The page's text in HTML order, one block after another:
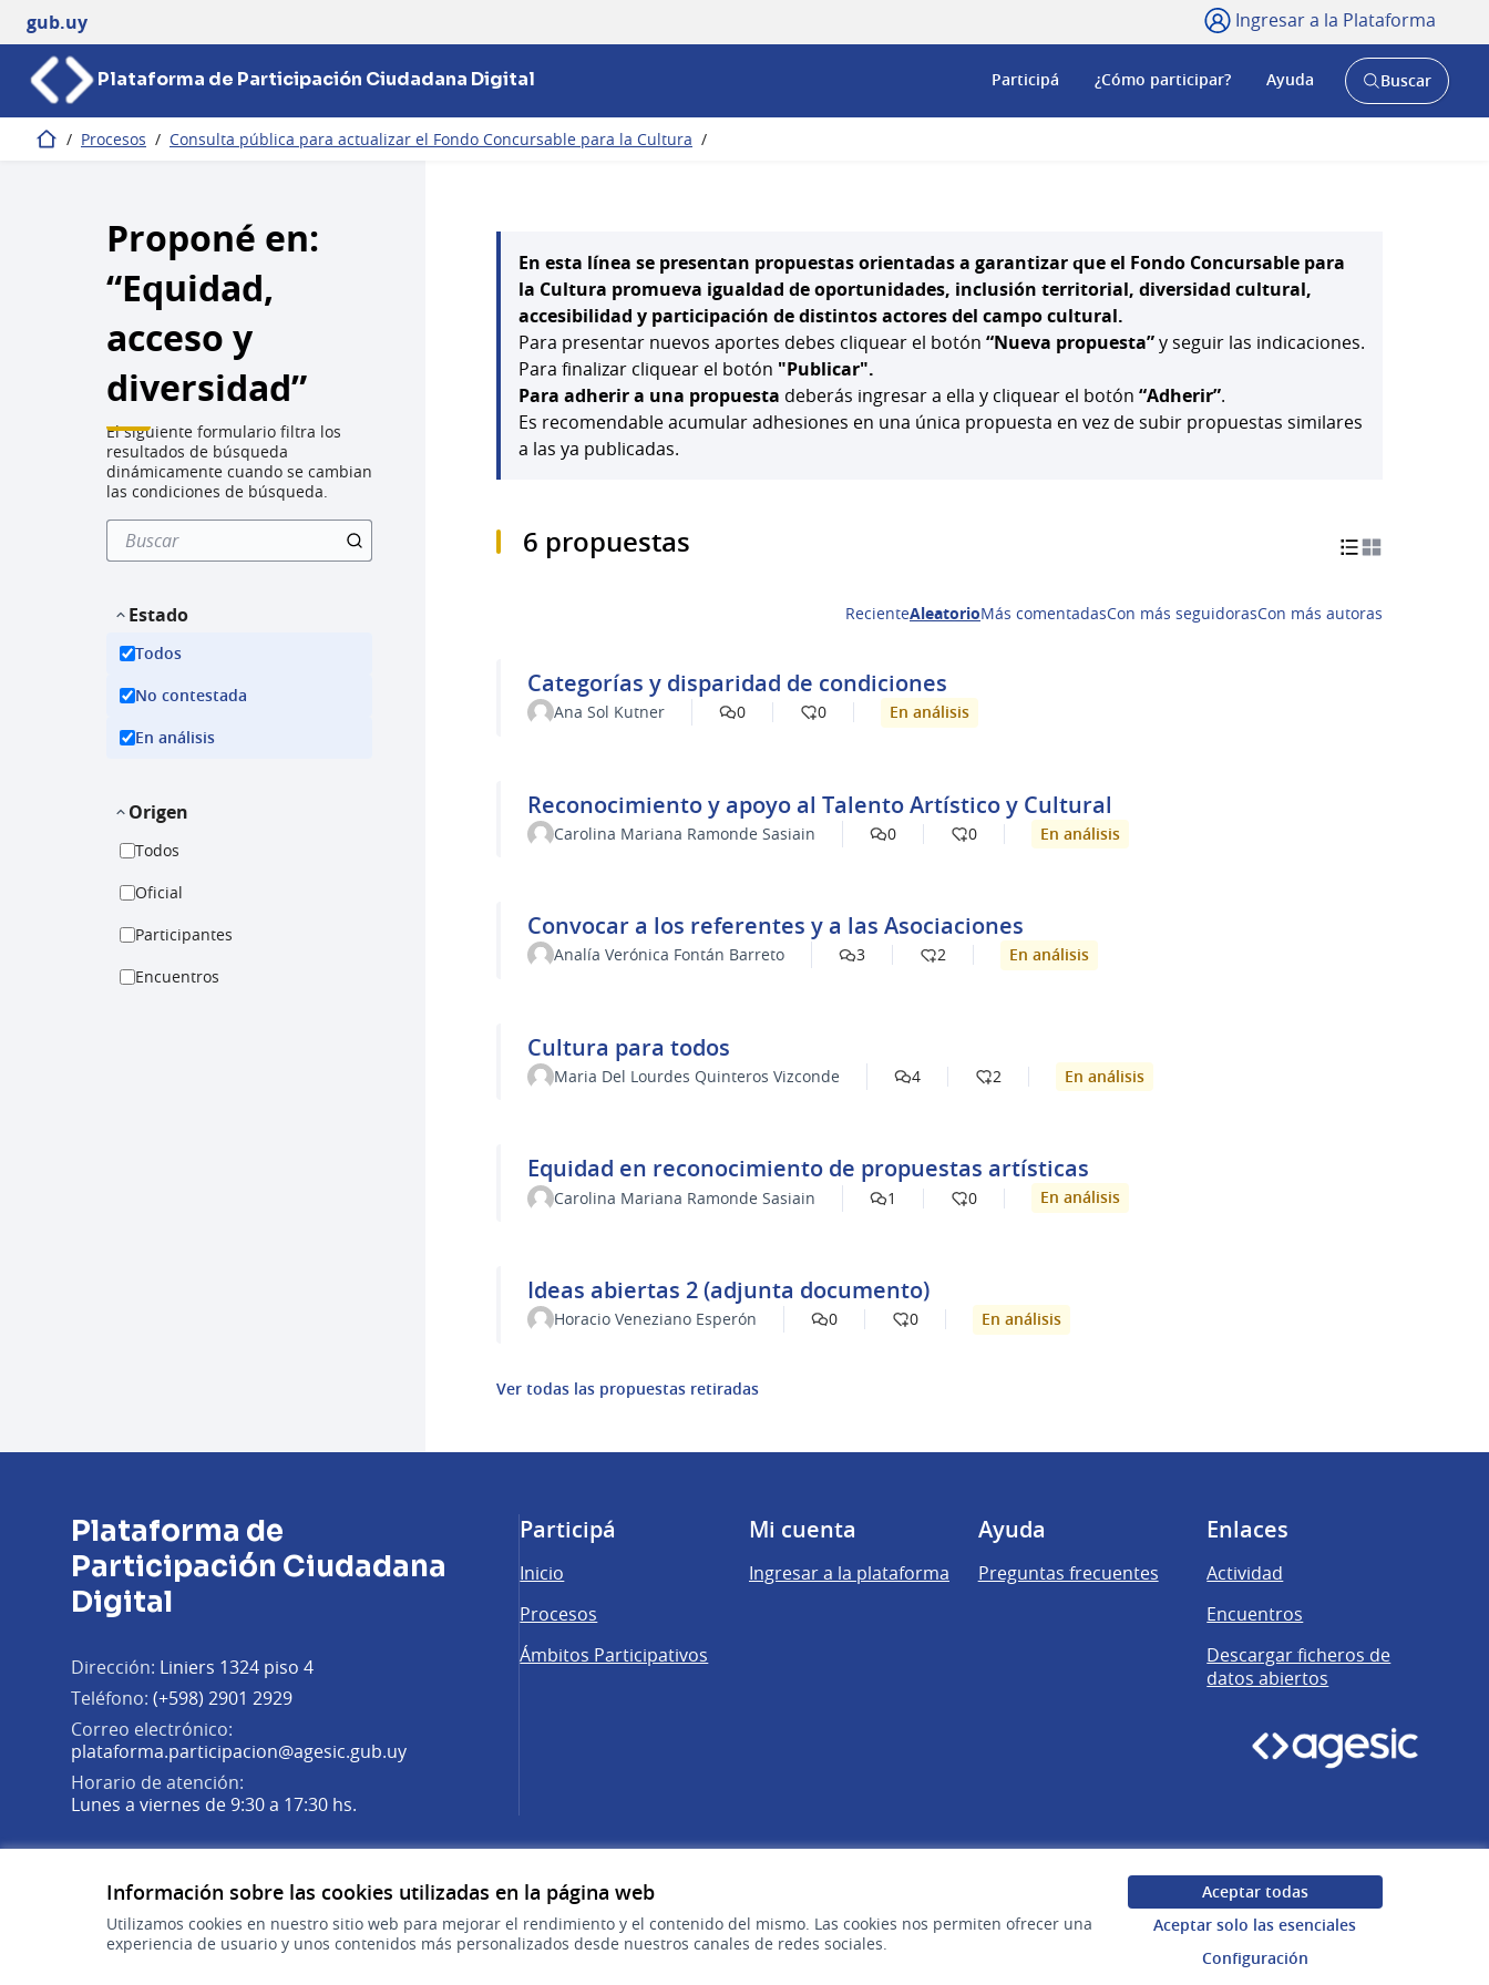
Información sobre las cookies utilizadas en la página web
Utilizamos cookies en nuestro sitio web para mejorar el rendimiento y el contenido del mismo. Las cookies nos permiten ofrecer una
experiencia de usuario y unos contenidos más personalizados desde nuestros canales de redes sociales.
Aceptar todas
Aceptar solo las esenciales
Configuración
gub.uy Ingresar a la Plataforma
Plataforma de Participación Ciudadana Digital Participá ¿Cómo participar? Ayuda
AbrirBuscar
Inicio / Procesos / Consulta pública para actualizar el Fondo Concursable para la Cultura /
Proponé en:
“Equidad,
acceso y
diversidad”
El siguiente formulario filtra los
resultados de búsqueda
dinámicamente cuando se cambian
las condiciones de búsqueda.
Estado
Todos
No contestada
En análisis
Origen
Todos
Oficial
Participantes
Encuentros
En esta línea se presentan propuestas orientadas a garantizar que el Fondo Concursable para
la Cultura promueva igualdad de oportunidades, inclusión territorial, diversidad cultural,
accesibilidad y participación de distintos actores del campo cultural.
Para presentar nuevos aportes debes cliquear el botón “Nueva propuesta”y seguir las indicaciones.
Para finalizar cliquear el botón "Publicar".
Para adherir a una propuesta deberás ingresar a ella y cliquear el botón “Adherir”.
Es recomendable acumular adhesiones en una única propuesta en vez de subir propuestas similares
a las ya publicadas.
6 propuestas
RecienteAleatorioMás comentadasCon más seguidorasCon más autoras
Categorías y disparidad de condiciones
Ana Sol Kutner 0 0 En análisis
Reconocimiento y apoyo al Talento Artístico y Cultural
Carolina Mariana Ramonde Sasiain 0 0 En análisis
Convocar a los referentes y a las Asociaciones
Analía Verónica Fontán Barreto 3 2 En análisis
Cultura para todos
Maria Del Lourdes Quinteros Vizconde 4 2 En análisis
Equidad en reconocimiento de propuestas artísticas
Carolina Mariana Ramonde Sasiain 1 0 En análisis
Ideas abiertas 2 (adjunta documento)
Horacio Veneziano Esperón 0 0 En análisis
Ver todas las propuestas retiradas
Plataforma de
Participación Ciudadana
Digital
Dirección: Liniers 1324 piso 4
Teléfono: (+598) 2901 2929
Correo electrónico:
plataforma.participacion@agesic.gub.uy(Abrir en una pestaña nueva)
Horario de atención:
Lunes a viernes de 9:30 a 17:30 hs.
(Enlace externo)
(Enlace externo)
(Enlace externo)
Participá
Inicio
Procesos
Ámbitos Participativos
Mi cuenta
Ingresar a la plataforma
Ayuda
Preguntas frecuentes
Enlaces
Actividad
Encuentros
Descargar ficheros de
datos abiertos
Web creada con